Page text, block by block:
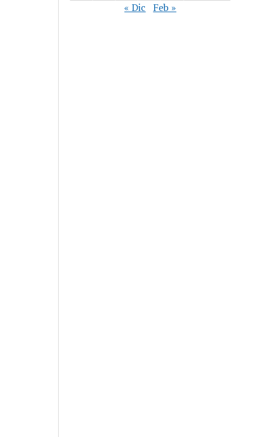
« Dic Feb »